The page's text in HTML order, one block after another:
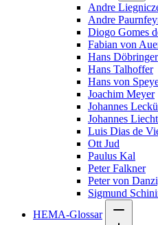
Andre
Andre
Diogo Gomes
Fabian von
Hans Döbringer
Hans Talhoffer
Hans von
Joachim Meyer
Johannes
Johannes
Luis Dias de
Ott Jud
Paulus Kal
Peter Falkner
Peter von
Sigmund
HEMA-Glossar